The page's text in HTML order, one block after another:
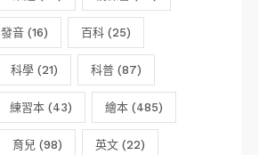
發音 (16) 百科 (25)
科學 (21) 科普 (87)
練習本 (43) 繪本 (485)
育兒 (98) 英文 (22)